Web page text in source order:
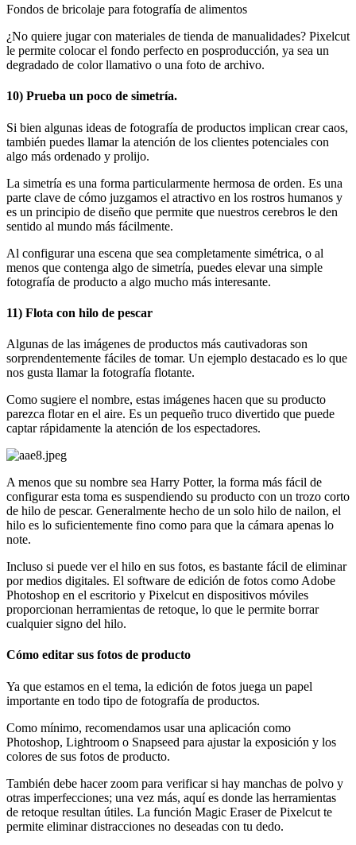
Fondos de bricolaje para fotografía de alimentos
¿No quiere jugar con materiales de tienda de manualidades? Pixelcut
le permite colocar el fondo perfecto en posproducción, ya sea un
degradado de color llamativo o una foto de archivo.
10) Prueba un poco de simetría.
Si bien algunas ideas de fotografía de productos implican crear caos,
también puedes llamar la atención de los clientes potenciales con
algo más ordenado y prolijo.
La simetría es una forma particularmente hermosa de orden. Es una
parte clave de cómo juzgamos el atractivo en los rostros humanos y
es un principio de diseño que permite que nuestros cerebros le den
sentido al mundo más fácilmente.
Al configurar una escena que sea completamente simétrica, o al
menos que contenga algo de simetría, puedes elevar una simple
fotografía de producto a algo mucho más interesante.
11) Flota con hilo de pescar
Algunas de las imágenes de productos más cautivadoras son
sorprendentemente fáciles de tomar. Un ejemplo destacado es lo que
nos gusta llamar la fotografía flotante.
Como sugiere el nombre, estas imágenes hacen que su producto
parezca flotar en el aire. Es un pequeño truco divertido que puede
captar rápidamente la atención de los espectadores.
A menos que su nombre sea Harry Potter, la forma más fácil de
configurar esta toma es suspendiendo su producto con un trozo corto
de hilo de pescar. Generalmente hecho de un solo hilo de nailon, el
hilo es lo suficientemente fino como para que la cámara apenas lo
note.
Incluso si puede ver el hilo en sus fotos, es bastante fácil de eliminar
por medios digitales. El software de edición de fotos como Adobe
Photoshop en el escritorio y Pixelcut en dispositivos móviles
proporcionan herramientas de retoque, lo que le permite borrar
cualquier signo del hilo.
Cómo editar sus fotos de producto
Ya que estamos en el tema, la edición de fotos juega un papel
importante en todo tipo de fotografía de productos.
Como mínimo, recomendamos usar una aplicación como
Photoshop, Lightroom o Snapseed para ajustar la exposición y los
colores de sus fotos de producto.
También debe hacer zoom para verificar si hay manchas de polvo y
otras imperfecciones; una vez más, aquí es donde las herramientas
de retoque resultan útiles. La función Magic Eraser de Pixelcut te
permite eliminar distracciones no deseadas con tu dedo.